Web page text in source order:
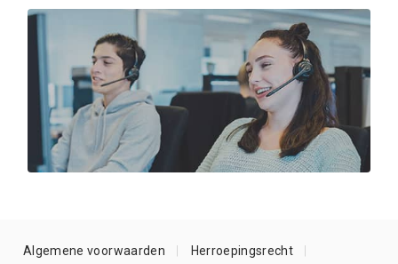
Algemene voorwaarden Herroepingsrecht